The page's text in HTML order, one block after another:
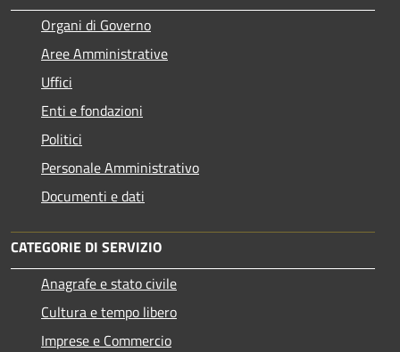
Organi di Governo
Aree Amministrative
Uffici
Enti e fondazioni
Politici
Personale Amministrativo
Documenti e dati
CATEGORIE DI SERVIZIO
Anagrafe e stato civile
Cultura e tempo libero
Imprese e Commercio